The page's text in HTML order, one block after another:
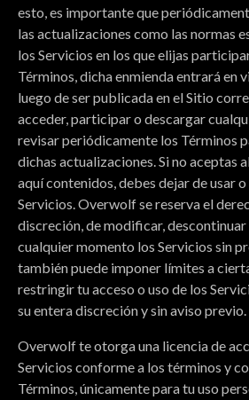
esto, es importante que
las actualizaciones como las normas
los Servicios en los que elijas
Términos, dicha enmienda entrará en
luego de ser publicada en el Sitio
acceder, participar o descargar
revisar periódicamente los Términos
dichas actualizaciones. Si no aceptas
aquí contenidos, debes dejar de usar
Servicios. Overwolf se reserva el
discreción, de modificar,
cualquier momento los Servicios sin
también puede imponer límites a
restringir tu acceso o uso de los
su entera discreción y sin aviso previo.
Overwolf te otorga una licencia de
Servicios conforme a los términos y
Términos, únicamente para tu uso